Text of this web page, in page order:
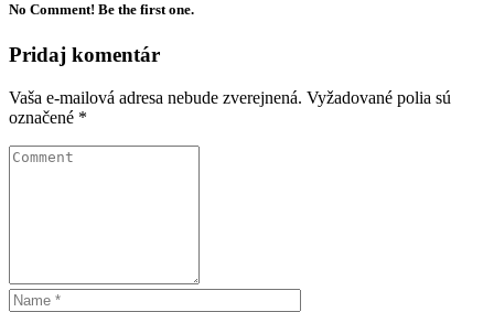
No Comment! Be the first one.
Pridaj komentár
Vaša e-mailová adresa nebude zverejnená. Vyžadované polia sú
označené *